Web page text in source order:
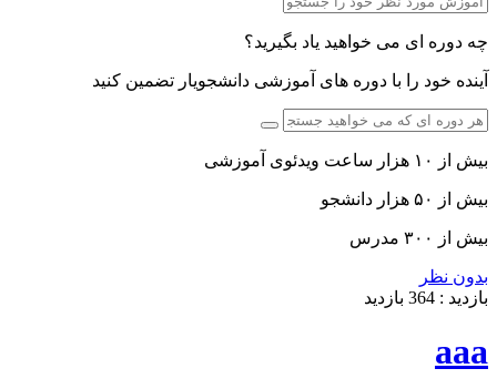
چه دوره ای می خواهید یاد بگیرید؟
آینده خود را با دوره های آموزشی دانشجویار تضمین کنید
بیش از ۱۰ هزار ساعت ویدئوی آموزشی
بیش از ۵۰ هزار دانشجو
بیش از ۳۰۰ مدرس
بدون نظر
بازدید : 364 بازدید
aaa